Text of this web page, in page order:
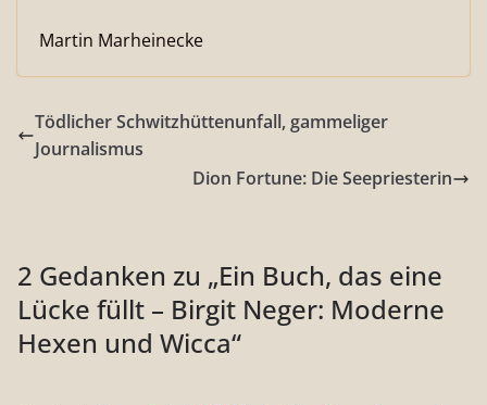
Martin Marheinecke
Tödlicher Schwitzhüttenunfall, gammeliger
Journalismus
Dion Fortune: Die Seepriesterin
2 Gedanken zu „Ein Buch, das eine
Lücke füllt – Birgit Neger: Moderne
Hexen und Wicca“